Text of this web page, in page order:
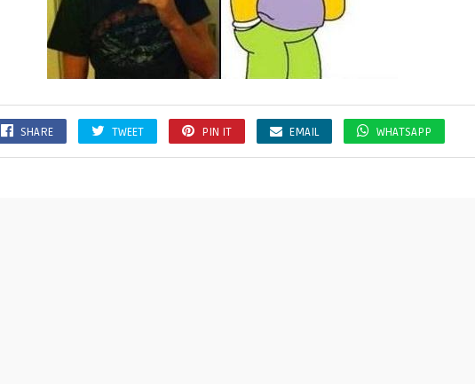
SHARE TWEET PIN IT EMAIL WHATSAPP